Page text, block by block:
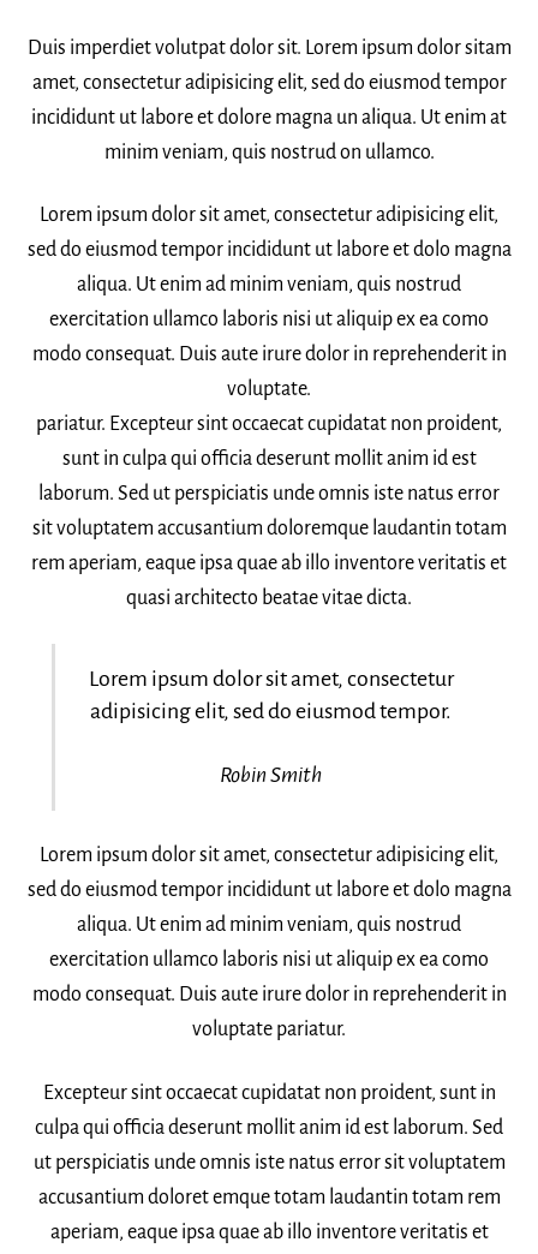
Duis imperdiet volutpat dolor sit. Lorem ipsum dolor sitam
amet, consectetur adipisicing elit, sed do eiusmod tempor
incididunt ut labore et dolore magna un aliqua. Ut enim at
minim veniam, quis nostrud on ullamco.
Lorem ipsum dolor sit amet, consectetur adipisicing elit,
sed do eiusmod tempor incididunt ut labore et dolo magna
aliqua. Ut enim ad minim veniam, quis nostrud
exercitation ullamco laboris nisi ut aliquip ex ea como
modo consequat. Duis aute irure dolor in reprehenderit in
voluptate.
pariatur. Excepteur sint occaecat cupidatat non proident,
sunt in culpa qui officia deserunt mollit anim id est
laborum. Sed ut perspiciatis unde omnis iste natus error
sit voluptatem accusantium doloremque laudantin totam
rem aperiam, eaque ipsa quae ab illo inventore veritatis et
quasi architecto beatae vitae dicta.
Lorem ipsum dolor sit amet, consectetur
adipisicing elit, sed do eiusmod tempor.
Robin Smith
Lorem ipsum dolor sit amet, consectetur adipisicing elit,
sed do eiusmod tempor incididunt ut labore et dolo magna
aliqua. Ut enim ad minim veniam, quis nostrud
exercitation ullamco laboris nisi ut aliquip ex ea como
modo consequat. Duis aute irure dolor in reprehenderit in
voluptate pariatur.
Excepteur sint occaecat cupidatat non proident, sunt in
culpa qui officia deserunt mollit anim id est laborum. Sed
ut perspiciatis unde omnis iste natus error sit voluptatem
accusantium doloret emque totam laudantin totam rem
aperiam, eaque ipsa quae ab illo inventore veritatis et